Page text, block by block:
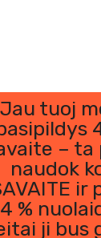
Jau tuoj
– ta
naudok
ir
%
ji bus
jūsų